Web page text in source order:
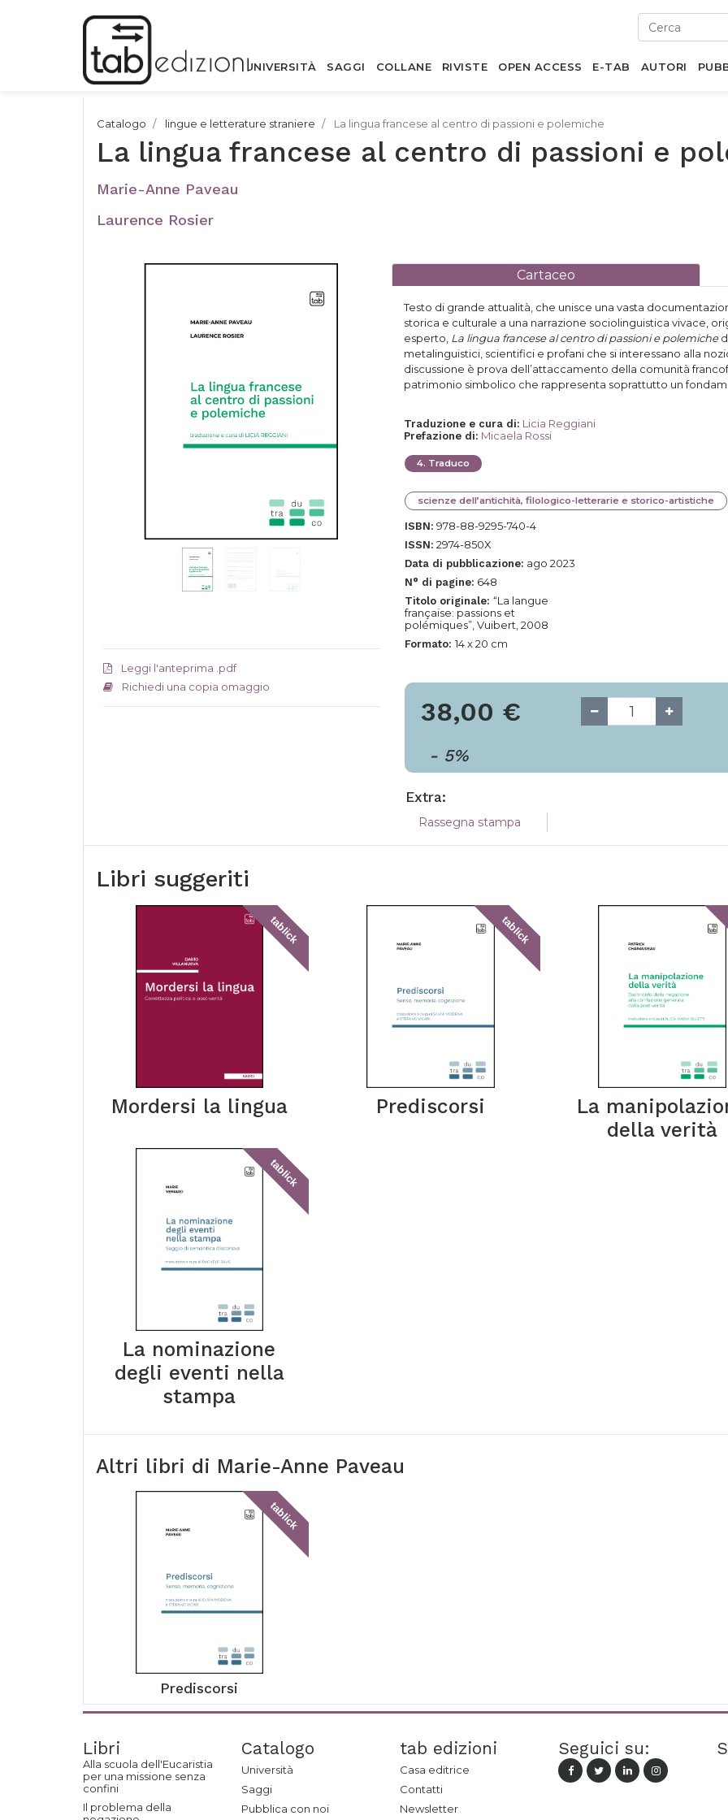
UNIVERSITÀ SAGGI COLLANE RIVISTE OPEN ACCESS E-TAB AUTORI
Catalogo lingue e letterature straniere La lingua francese al centro di passioni e polemiche
La lingua francese al centro di passioni e
Marie-Anne Paveau
Laurence Rosier
Leggi l'anteprima .pdf
Richiedi una copia omaggio
Cartaceo
Testo di grande attualità, che unisce una vasta
storica e culturale a una narrazione sociolinguistica vivace,
esperto, La lingua francese al centro di passioni e polemiche
metalinguistici, scientifici e profani che si interessano alla
discussione è prova dell’attaccamento della comunità
patrimonio simbolico che rappresenta soprattutto un
Traduzione e cura di: Licia Reggiani
Prefazione di: Micaela Rossi
4. Traduco
scienze dell’antichità, filologico-letterarie e storico-artistiche
ISBN: 978-88-9295-740-4
ISSN: 2974-850X
Data di pubblicazione: ago 2023
N° di pagine: 648
Titolo originale: “La langue
française: passions et
polémiques”, Vuibert, 2008
Formato: 14 x 20 cm
38,00 €
- 5%
Extra:
Rassegna stampa
Libri suggeriti
tablick
Mordersi la lingua
tablick
Prediscorsi
La
della verità
tablick
La nominazione
degli eventi nella
stampa
Altri libri di Marie-Anne Paveau
tablick
Prediscorsi
Libri
Alla scuola dell'Eucaristia
per una missione senza
confini
Il problema della
Catalogo
Università
Saggi
Pubblica con noi
tab edizioni
Casa editrice
Contatti
Newsletter
Seguici su: